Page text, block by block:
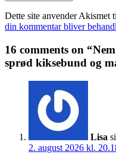
Dette site anvender Akismet
din kommentar bliver
16 comments on
sprød kiksebund og
Lisa
2. august 2026 kl.